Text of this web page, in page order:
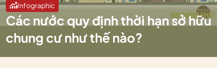
Infographic
Các nước quy định thời hạn sở hữu
chung cư như thế nào?